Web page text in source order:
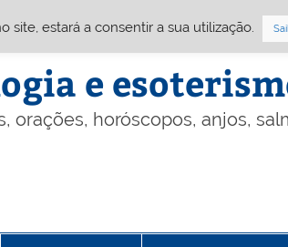
e
orações, horóscopos, anjos,
site, estará a consentir a sua utilização.